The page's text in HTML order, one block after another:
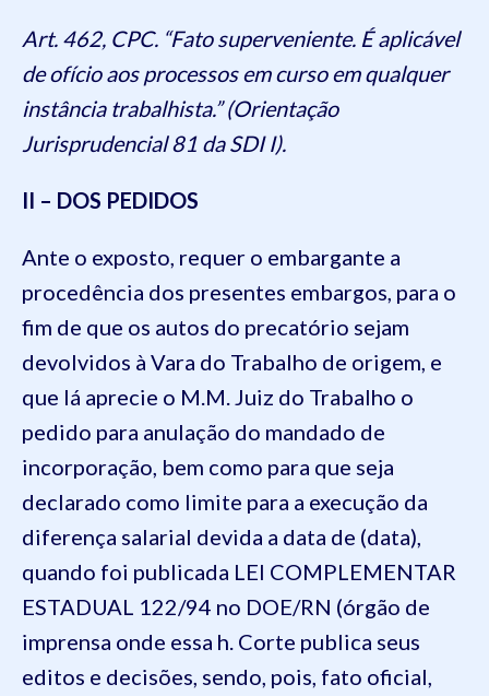
Art. 462, CPC. “Fato superveniente. É aplicável
de ofício aos processos em curso em qualquer
instância trabalhista.” (Orientação
Jurisprudencial 81 da SDI I).
II – DOS PEDIDOS
Ante o exposto, requer o embargante a
procedência dos presentes embargos, para o
fim de que os autos do precatório sejam
devolvidos à Vara do Trabalho de origem, e
que lá aprecie o M.M. Juiz do Trabalho o
pedido para anulação do mandado de
incorporação, bem como para que seja
declarado como limite para a execução da
diferença salarial devida a data de (data),
quando foi publicada LEI COMPLEMENTAR
ESTADUAL 122/94 no DOE/RN (órgão de
imprensa onde essa h. Corte publica seus
editos e decisões, sendo, pois, fato oficial,